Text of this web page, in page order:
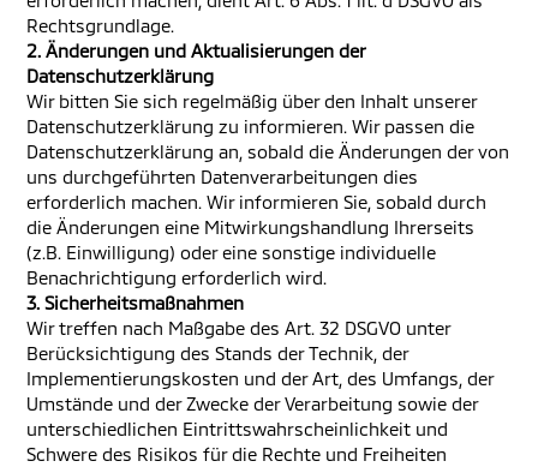
Rechtsgrundlage.
2. Änderungen und Aktualisierungen der
Datenschutzerklärung
Wir bitten Sie sich regelmäßig über den Inhalt unserer
Datenschutzerklärung zu informieren. Wir passen die
Datenschutzerklärung an, sobald die Änderungen der von
uns durchgeführten Datenverarbeitungen dies
erforderlich machen. Wir informieren Sie, sobald durch
die Änderungen eine Mitwirkungshandlung Ihrerseits
(z.B. Einwilligung) oder eine sonstige individuelle
Benachrichtigung erforderlich wird.
3. Sicherheitsmaßnahmen
Wir treffen nach Maßgabe des Art. 32 DSGVO unter
Berücksichtigung des Stands der Technik, der
Implementierungskosten und der Art, des Umfangs, der
Umstände und der Zwecke der Verarbeitung sowie der
unterschiedlichen Eintrittswahrscheinlichkeit und
Schwere des Risikos für die Rechte und Freiheiten